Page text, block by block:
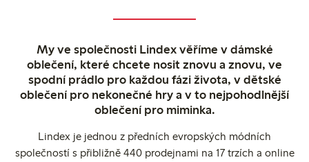
My ve společnosti Lindex věříme v dámské
oblečení, které chcete nosit znovu a znovu, ve
spodní prádlo pro každou fázi života, v dětské
oblečení pro nekonečné hry a v to nejpohodlnější
oblečení pro miminka.
Lindex je jednou z předních evropských módních
společností s přibližně 440 prodejnami na 17 trzích a online